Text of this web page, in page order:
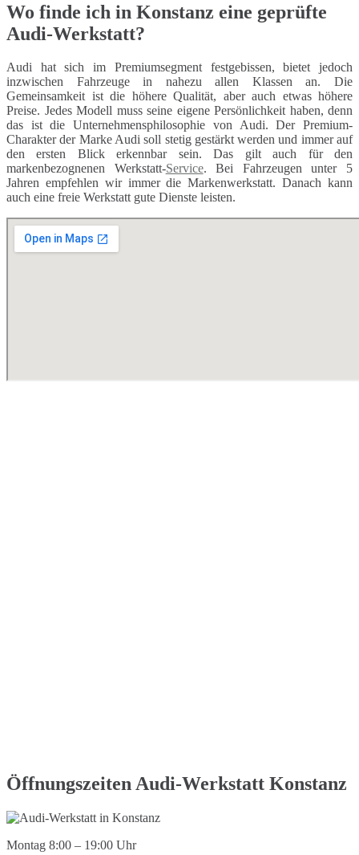
Wo finde ich in Konstanz eine geprüfte
Audi-Werkstatt?
Audi hat sich im Premiumsegment festgebissen, bietet jedoch
inzwischen Fahrzeuge in nahezu allen Klassen an. Die
Gemeinsamkeit ist die höhere Qualität, aber auch etwas höhere
Preise. Jedes Modell muss seine eigene Persönlichkeit haben, denn
das ist die Unternehmensphilosophie von Audi. Der Premium-
Charakter der Marke Audi soll stetig gestärkt werden und immer auf
den ersten Blick erkennbar sein. Das gilt auch für den
markenbezognenen Werkstatt-Service. Bei Fahrzeugen unter 5
Jahren empfehlen wir immer die Markenwerkstatt. Danach kann
auch eine freie Werkstatt gute Dienste leisten.
Öffnungszeiten Audi-Werkstatt Konstanz
Montag 8:00 – 19:00 Uhr